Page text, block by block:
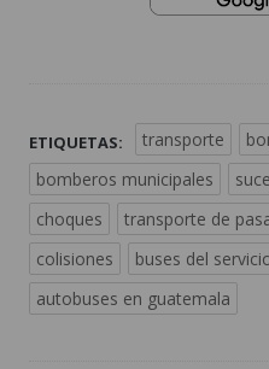
ETIQUETAS: transporte
bomberos municipales
choques
transporte de
colisiones
buses del
autobuses en guatemala